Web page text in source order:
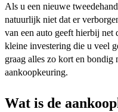
Als u een nieuwe
natuurlijk niet dat er
van een auto geeft hierbij net
kleine investering die u veel
graag alles zo kort en
aankoopkeuring.
Wat is de